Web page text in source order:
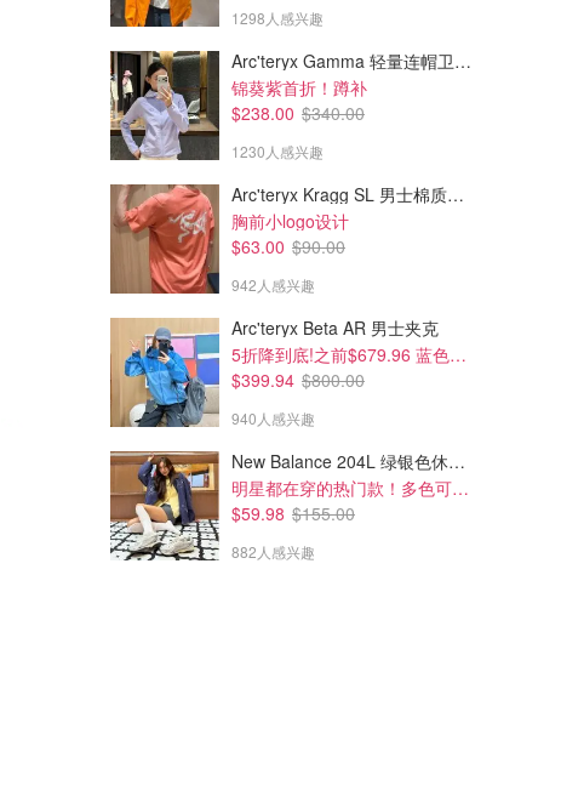
1298人感兴趣
Arc'teryx Gamma 轻量连帽卫衣 女款
锦葵紫首折！蹲补
$238.00 $340.00
1230人感兴趣
Arc'teryx Kragg SL 男士棉质短袖T恤
胸前小logo设计
$63.00 $90.00
942人感兴趣
Arc'teryx Beta AR 男士夹克
5折降到底!之前$679.96 蓝色款有货
$399.94 $800.00
940人感兴趣
New Balance 204L 绿银色休闲鞋
明星都在穿的热门款！多色可选 3.8折
$59.98 $155.00
882人感兴趣